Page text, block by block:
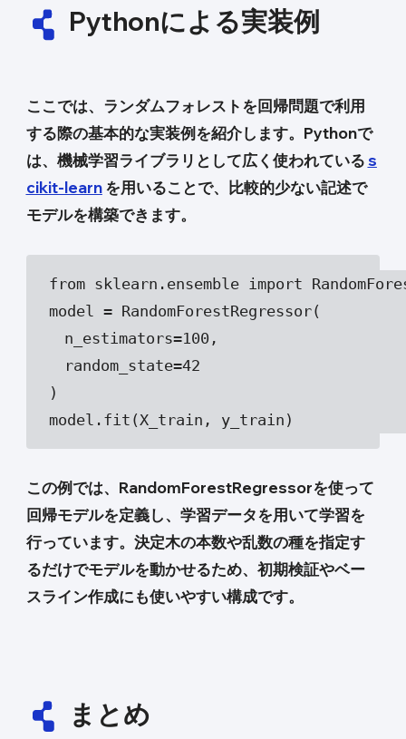
Pythonによる実装例
ここでは、ランダムフォレストを回帰問題で利用
する際の基本的な実装例を紹介します。Pythonで
は、機械学習ライブラリとして広く使われているs
cikit-learnを用いることで、比較的少ない記述で
モデルを構築できます。
from sklearn.ensemble import
model = RandomForestRegressor(
n_estimators=100,
random_state=42
)
model.fit(X_train, y_train)
この例では、RandomForestRegressorを使って
回帰モデルを定義し、学習データを用いて学習を
行っています。決定木の本数や乱数の種を指定す
るだけでモデルを動かせるため、初期検証やベー
スライン作成にも使いやすい構成です。
まとめ